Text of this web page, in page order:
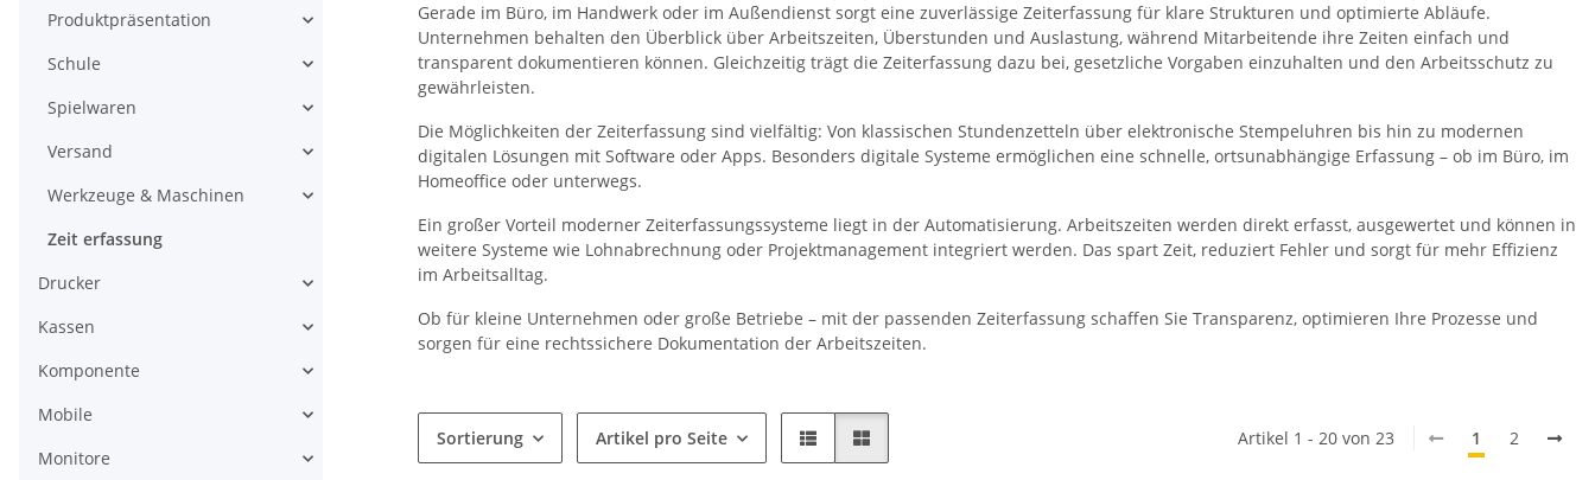
Gerade im Büro, im Handwerk oder im Außendienst sorgt eine zuverlässige Zeiterfassung für klare Strukturen und optimierte Abläufe.
Unternehmen behalten den Überblick über Arbeitszeiten, Überstunden und Auslastung, während Mitarbeitende ihre Zeiten einfach und
transparent dokumentieren können. Gleichzeitig trägt die Zeiterfassung dazu bei, gesetzliche Vorgaben einzuhalten und den Arbeitsschutz zu
gewährleisten.
Die Möglichkeiten der Zeiterfassung sind vielfältig: Von klassischen Stundenzetteln über elektronische Stempeluhren bis hin zu modernen
digitalen Lösungen mit Software oder Apps. Besonders digitale Systeme ermöglichen eine schnelle, ortsunabhängige Erfassung – ob im Büro, im
Homeoffice oder unterwegs.
Ein großer Vorteil moderner Zeiterfassungssysteme liegt in der Automatisierung. Arbeitszeiten werden direkt erfasst, ausgewertet und können in
weitere Systeme wie Lohnabrechnung oder Projektmanagement integriert werden. Das spart Zeit, reduziert Fehler und sorgt für mehr Effizienz
im Arbeitsalltag.
Ob für kleine Unternehmen oder große Betriebe – mit der passenden Zeiterfassung schaffen Sie Transparenz, optimieren Ihre Prozesse und
sorgen für eine rechtssichere Dokumentation der Arbeitszeiten.
Sortierung Artikel pro Seite Artikel 1 - 20 von 23 1 2
Produktpräsentation
Schule
Spielwaren
Versand
Werkzeuge & Maschinen
Zeit erfassung
Drucker
Kassen
Komponente
Mobile
Monitore